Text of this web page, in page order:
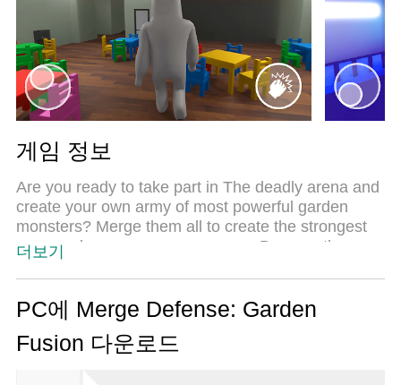
게임 정보
Are you ready to take part in The deadly arena and
create your own army of most powerful garden
monsters? Merge them all to create the strongest
army and overpower your enemy. Become the
With the same gameplay as the other Merging
game such as Dino Merge, Dragon Merge,
Superhero Merge, Merge Poke, Merge evolution,
더보기
PC에 Merge Defense: Garden
Fusion 다운로드